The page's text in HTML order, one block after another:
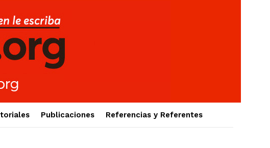
Publicaciones Referencias y Referentes